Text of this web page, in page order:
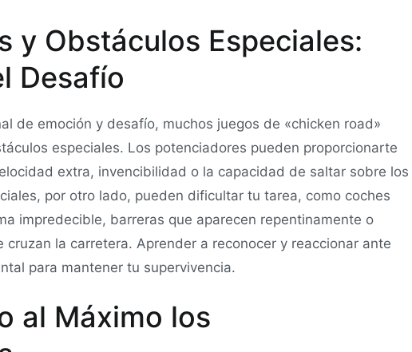
y Obstáculos Especiales:
Desafío
de emoción y desafío, muchos juegos de «chicken road»
especiales. Los potenciadores pueden proporcionarte
extra, invencibilidad o la capacidad de saltar sobre los
por otro lado, pueden dificultar tu tarea, como coches
impredecible, barreras que aparecen repentinamente o
cruzan la carretera. Aprender a reconocer y reaccionar ante
para mantener tu supervivencia.
al Máximo los